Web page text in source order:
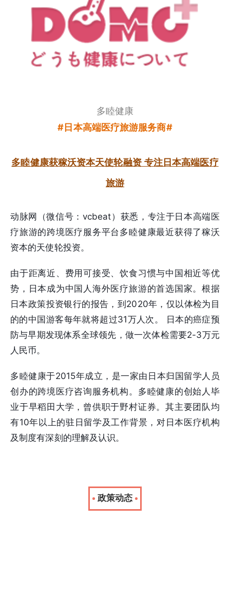
多睦健康
#日本高端医疗旅游服务商#
多睦健康获稼沃资本天使轮融资 专注日本高端医疗
旅游
动脉网（微信号：vcbeat）获悉，专注于日本高端医
疗旅游的跨境医疗服务平台多睦健康最近获得了稼沃
资本的天使轮投资。
由于距离近、费用可接受、饮食习惯与中国相近等优
势，日本成为中国人海外医疗旅游的首选国家。根据
日本政策投资银行的报告，到2020年，仅以体检为目
的的中国游客每年就将超过31万人次。 日本的癌症预
防与早期发现体系全球领先，做一次体检需要2-3万元
人民币。
多睦健康于2015年成立，是一家由日本归国留学人员
创办的跨境医疗咨询服务机构。多睦健康的创始人毕
业于早稻田大学，曾供职于野村证券。其主要团队均
有10年以上的驻日留学及工作背景，对日本医疗机构
及制度有深刻的理解及认识。
政策动态